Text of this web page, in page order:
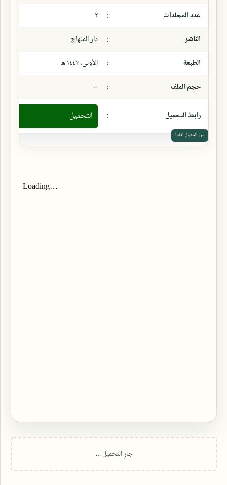
عدد المجلدات
:
٢
الناشر
:
دار المنهاج
الطبعة
:
الأولى، ١٤٤٣ ھ
حجم الملف
:
--
رابط التحميل : التحميل